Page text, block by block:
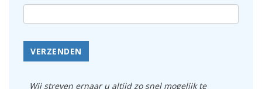
VERZENDEN
Wij streven ernaar u altijd zo snel mogelijk te